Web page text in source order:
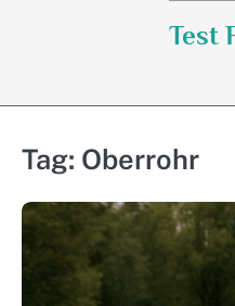
Test
Tag: Oberrohr